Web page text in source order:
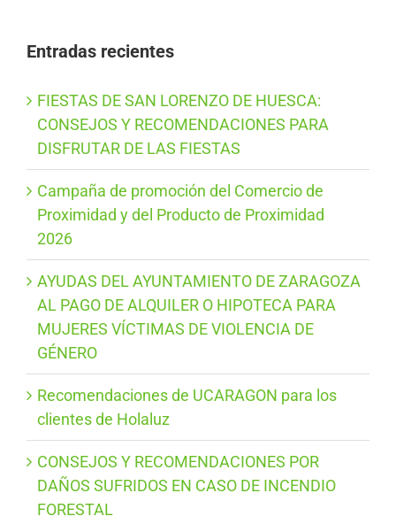
Entradas recientes
FIESTAS DE SAN LORENZO DE HUESCA:
CONSEJOS Y RECOMENDACIONES PARA
DISFRUTAR DE LAS FIESTAS
Campaña de promoción del Comercio de
Proximidad y del Producto de Proximidad
2026
AYUDAS DEL AYUNTAMIENTO DE ZARAGOZA
AL PAGO DE ALQUILER O HIPOTECA PARA
MUJERES VÍCTIMAS DE VIOLENCIA DE
GÉNERO
Recomendaciones de UCARAGON para los
clientes de Holaluz
CONSEJOS Y RECOMENDACIONES POR
DAÑOS SUFRIDOS EN CASO DE INCENDIO
FORESTAL